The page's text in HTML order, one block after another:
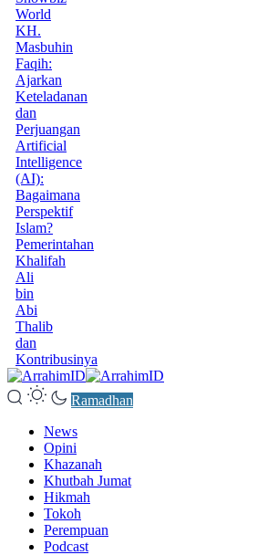
World
KH.
Masbuhin
Faqih:
Ajarkan
Keteladanan
dan
Perjuangan
Artificial
Intelligence
(AI):
Bagaimana
Perspektif
Islam?
Pemerintahan
Khalifah
Ali
bin
Abi
Thalib
dan
Kontribusinya
Ramadhan
News
Opini
Khazanah
Khutbah Jumat
Hikmah
Tokoh
Perempuan
Podcast